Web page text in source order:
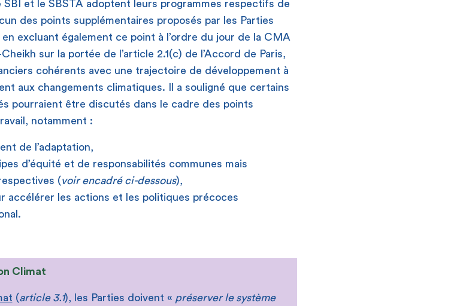
SBI et le SBSTA adoptent leurs programmes respectifs de
des points supplémentaires proposés par les Parties
excluant également ce point à l’ordre du jour de la CMA
sur la portée de l’article 2.1(c) de l’Accord de Paris,
cohérents avec une trajectoire de développement à
aux changements climatiques. Il a souligné que certains
pourraient être discutés dans le cadre des points
notamment :
de l’adaptation,
d’équité et de responsabilités communes mais
(voir encadré ci-dessous),
accélérer les actions et les politiques précoces
Climat
(article 3.1), les Parties doivent « préserver le système